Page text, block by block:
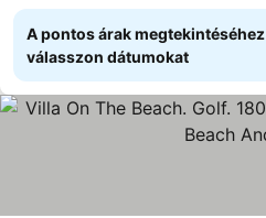
A pontos árak megtekintéséhez
válasszon dátumokat